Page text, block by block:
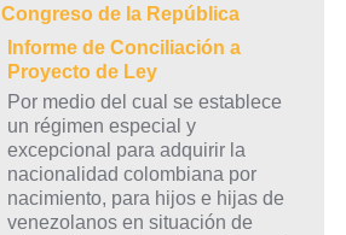
Congreso de la República
Informe de Conciliación a
Proyecto de Ley
Por medio del cual se establece
un régimen especial y
excepcional para adquirir la
nacionalidad colombiana por
nacimiento, para hijos e hijas de
venezolanos en situación de